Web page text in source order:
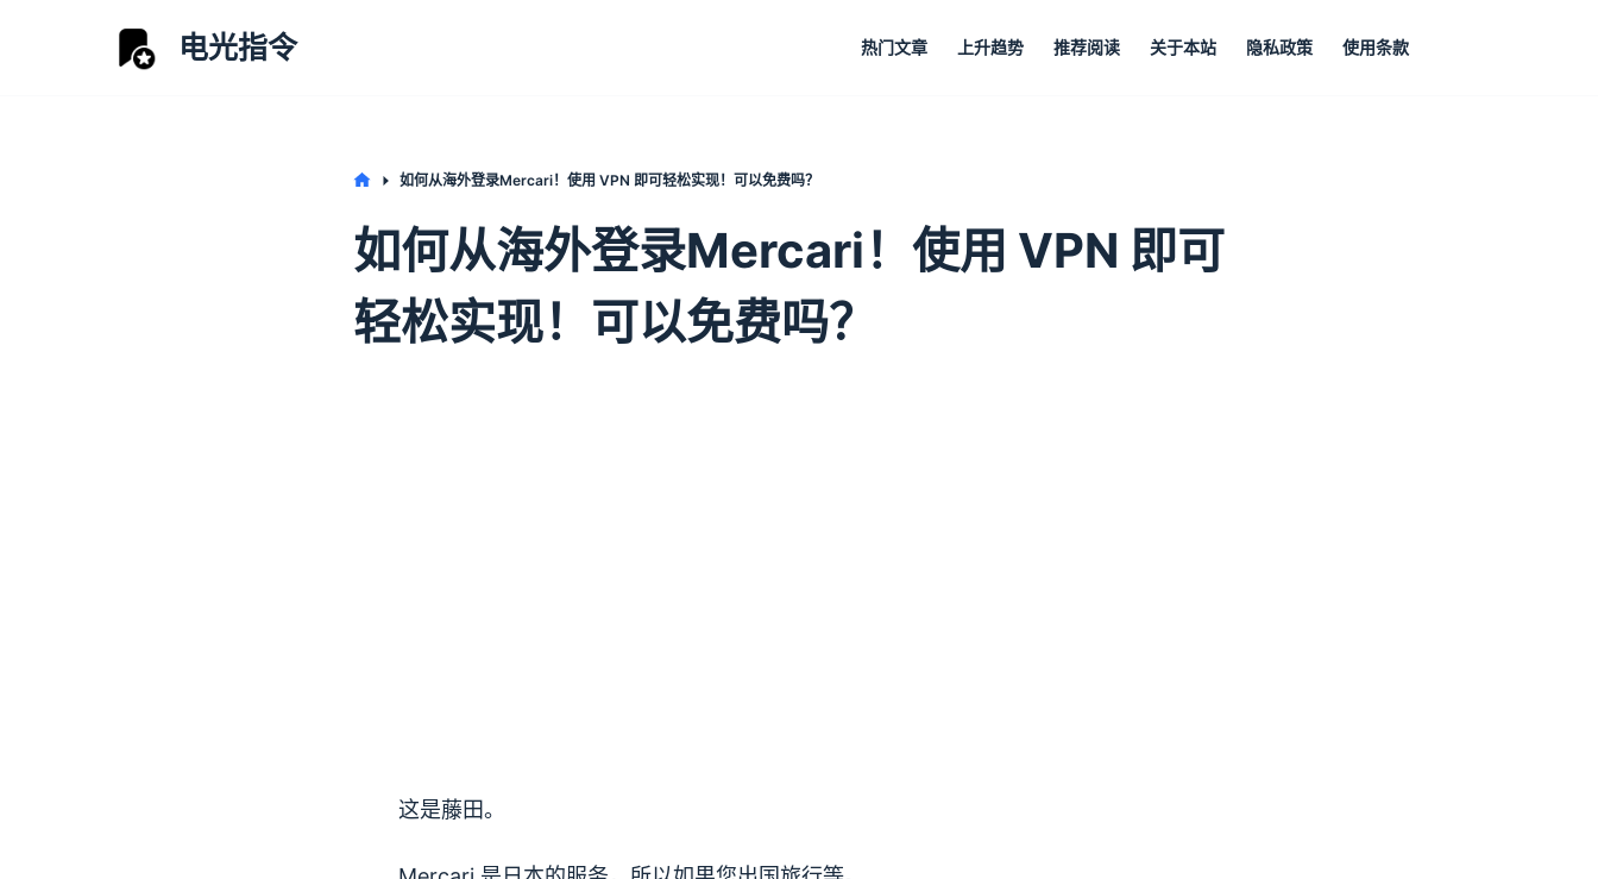
电光指令 热门文章 上升趋势 推荐阅读 关于本站 隐私政策 使用条款
Home如何从海外登录Mercari！使用 VPN 即可轻松实现！可以免费吗？
如何从海外登录Mercari！使用 VPN 即可
轻松实现！可以免费吗？
这是藤田。